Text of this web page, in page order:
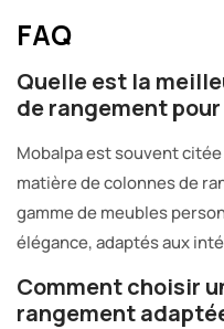
FAQ
Quelle est la
de rangement pour
Mobalpa est souvent
matière de colonnes de
gamme de meubles
élégance, adaptés aux
Comment choisir
rangement